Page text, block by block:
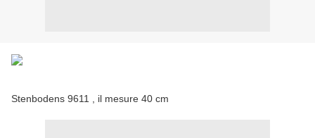
Stenbodens 9611 , il mesure 40 cm